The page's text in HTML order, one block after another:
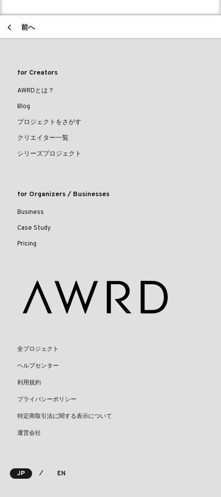
前へ
for Creators
AWRDとは？
Blog
プロジェクトをさがす
クリエイター一覧
シリーズプロジェクト
for Organizers / Businesses
Business
Case Study
Pricing
全プロジェクト
ヘルプセンター
利用規約
プライバシーポリシー
特定商取引法に関する表示について
運営会社
JP ⁄ EN